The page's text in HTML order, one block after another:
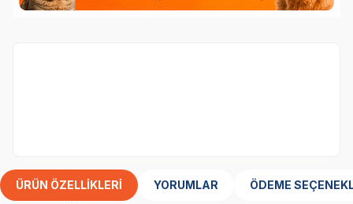
ÜRÜN ÖZELLIKLERI YORUMLAR ÖDEME